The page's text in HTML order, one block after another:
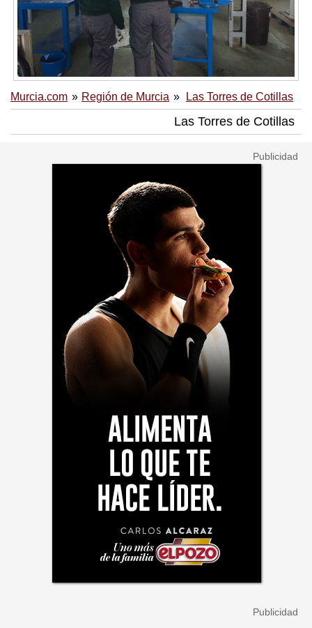
Murcia.com Región de Murcia Las Torres de Cotillas
Las Torres de Cotillas